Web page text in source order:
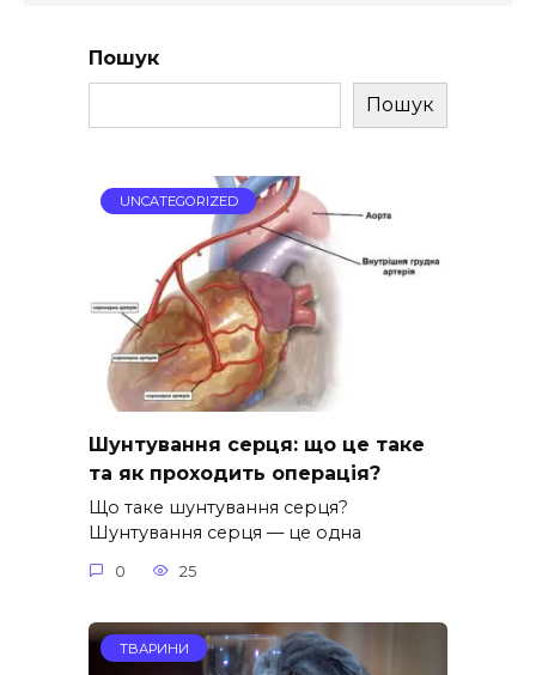
Пошук
Пошук
UNCATEGORIZED
Шунтування серця: що це таке
та як проходить операція?
Що таке шунтування серця?
Шунтування серця — це одна
0 25
ТВАРИНИ